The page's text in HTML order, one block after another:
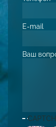
E-mail
Ваш